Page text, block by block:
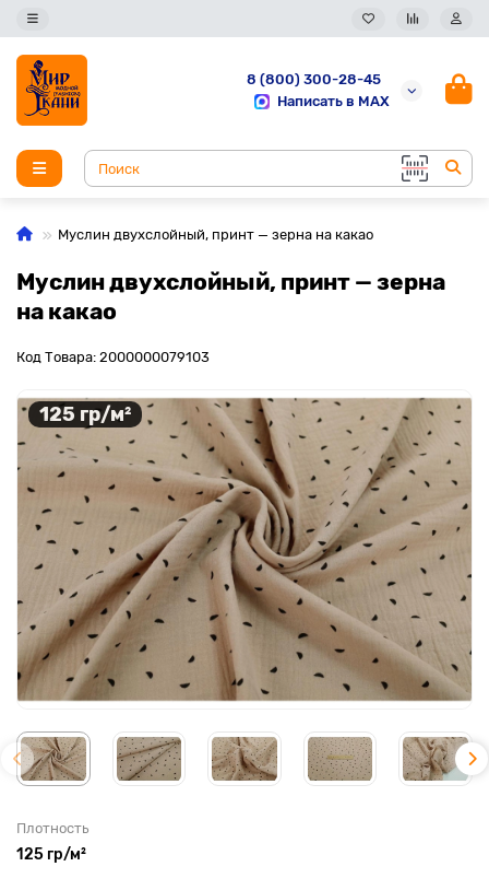
8 (800) 300-28-45
Написать в MAX
Муслин двухслойный, принт — зерна на какао
Муслин двухслойный, принт — зерна
на какао
Код Товара: 2000000079103
125 гр/м²
Плотность
125 гр/м²